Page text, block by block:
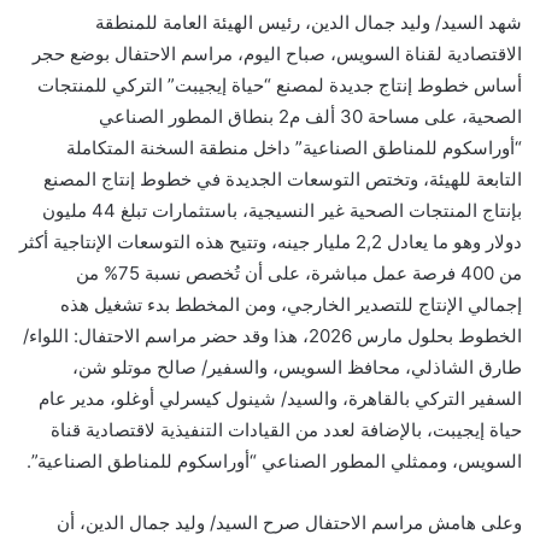
شهد السيد/ وليد جمال الدين، رئيس الهيئة العامة للمنطقة
الاقتصادية لقناة السويس، صباح اليوم، مراسم الاحتفال بوضع حجر
أساس خطوط إنتاج جديدة لمصنع “حياة إيجيبت” التركي للمنتجات
الصحية، على مساحة 30 ألف م2 بنطاق المطور الصناعي
“أوراسكوم للمناطق الصناعية” داخل منطقة السخنة المتكاملة
التابعة للهيئة، وتختص التوسعات الجديدة في خطوط إنتاج المصنع
بإنتاج المنتجات الصحية غير النسيجية، باستثمارات تبلغ 44 مليون
دولار وهو ما يعادل 2,2 مليار جينه، وتتيح هذه التوسعات الإنتاجية أكثر
من 400 فرصة عمل مباشرة، على أن تُخصص نسبة 75% من
إجمالي الإنتاج للتصدير الخارجي، ومن المخطط بدء تشغيل هذه
الخطوط بحلول مارس 2026، هذا وقد حضر مراسم الاحتفال: اللواء/
طارق الشاذلي، محافظ السويس، والسفير/ صالح موتلو شن،
السفير التركي بالقاهرة، والسيد/ شينول كيسرلي أوغلو، مدير عام
حياة إيجيبت، بالإضافة لعدد من القيادات التنفيذية لاقتصادية قناة
السويس، وممثلي المطور الصناعي “أوراسكوم للمناطق الصناعية”.
وعلى هامش مراسم الاحتفال صرح السيد/ وليد جمال الدين، أن